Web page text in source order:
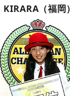
KIRARA（福岡）